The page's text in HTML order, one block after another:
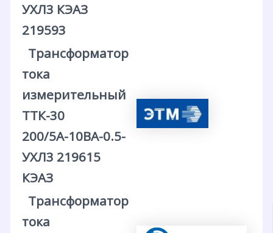
УХЛ3 КЭАЗ
219593
Трансформатор
тока
измерительный
ТТК-30
200/5А-10ВА-0.5-
УХЛ3 219615
КЭАЗ
Трансформатор
тока